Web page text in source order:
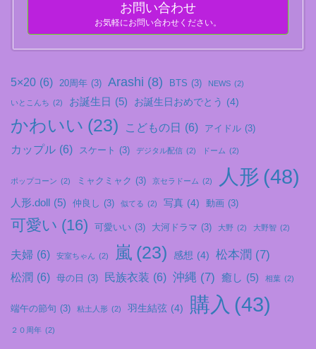
お問い合わせ
お気軽にお問い合わせください。
5×20 (6) 20周年 (3) Arashi (8) BTS (3) NEWS (2)
いとこんち (2) お誕生日 (5) お誕生日おめでとう (4)
かわいい (23) こどもの日 (6) アイドル (3)
カップル (6) スケート (3) デジタル配信 (2) ドーム (2)
ポップコーン (2) ミャクミャク (3) 京セラドーム (2) 人形 (48)
人形.doll (5) 仲良し (3) 似てる (2) 写真 (4) 動画 (3)
可愛い (16) 可愛いい (3) 大河ドラマ (3) 大野 (2) 大野智 (2)
夫婦 (6) 安室ちゃん (2) 嵐 (23) 感想 (4) 松本潤 (7)
松潤 (6) 母の日 (3) 民族衣装 (6) 沖縄 (7) 癒し (5) 相葉 (2)
端午の節句 (3) 粘土人形 (2) 羽生結弦 (4) 購入 (43)
２０周年 (2)